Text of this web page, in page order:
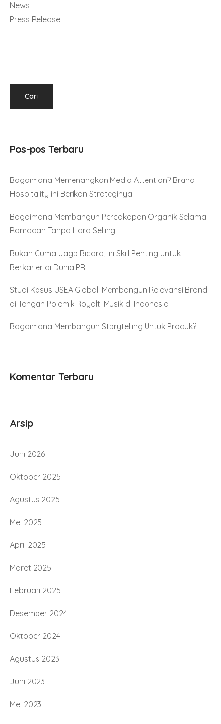
News
Press Release
Pos-pos Terbaru
Bagaimana Memenangkan Media Attention? Brand
Hospitality ini Berikan Strateginya
Bagaimana Membangun Percakapan Organik Selama
Ramadan Tanpa Hard Selling
Bukan Cuma Jago Bicara, Ini Skill Penting untuk
Berkarier di Dunia PR
Studi Kasus USEA Global: Membangun Relevansi Brand
di Tengah Polemik Royalti Musik di Indonesia
Bagaimana Membangun Storytelling Untuk Produk?
Komentar Terbaru
Arsip
Juni 2026
Oktober 2025
Agustus 2025
Mei 2025
April 2025
Maret 2025
Februari 2025
Desember 2024
Oktober 2024
Agustus 2023
Juni 2023
Mei 2023